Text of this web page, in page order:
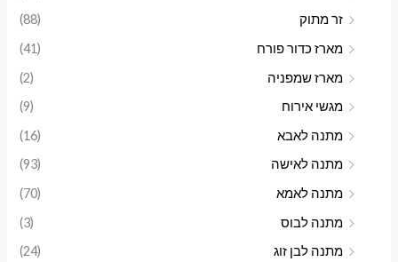
זר מתוק
(88)
מארז כדור פורח
(41)
מארז שמפניה
(2)
מגשי אירוח
(9)
מתנה לאבא
(16)
מתנה לאישה
(93)
מתנה לאמא
(70)
מתנה לבוס
(3)
מתנה לבן זוג
(24)